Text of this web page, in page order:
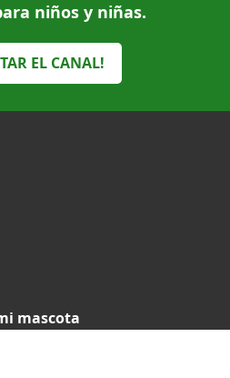
niños y niñas.
EL CANAL!
mascota